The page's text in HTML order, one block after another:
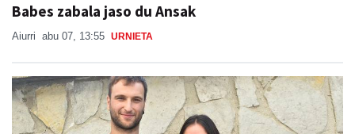
Babes zabala jaso du Ansak
Aiurri abu 07, 13:55 URNIETA